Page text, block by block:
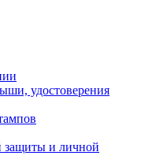
удостоверения
защиты и личной